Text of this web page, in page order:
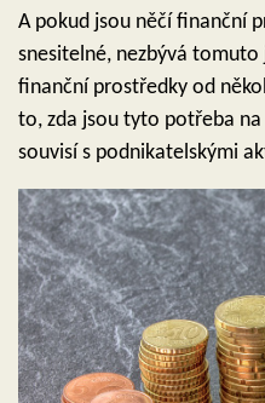
A pokud jsou něčí finanční
snesitelné, nezbývá tomuto
finanční prostředky od
to, zda jsou tyto potřeba
souvisí s podnikatelskými